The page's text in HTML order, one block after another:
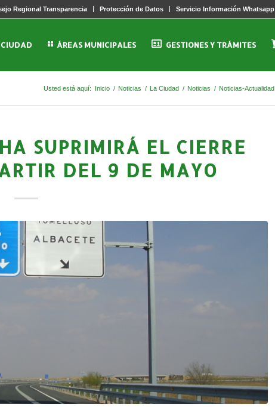
Regional Transparencia Protección de Datos Servicio Información Whatsapp
ÁREAS MUNICIPALES GESTIONES Y TRÁMITES
Usted está aquí: Inicio / Noticias / La Ciudad / Noticias / Noticias-Actualidad
SUPRIMIRÁ EL CIERRE
DEL 9 DE MAYO